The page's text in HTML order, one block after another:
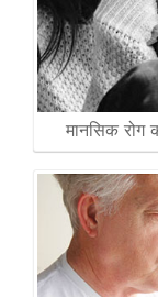
मानसिक